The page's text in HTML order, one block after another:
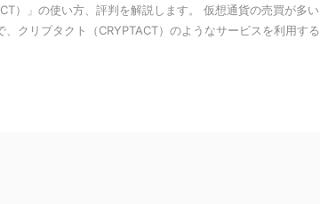
）」の使い方、評判を解説します。 仮想通貨の売買が多い
クリプタクト（CRYPTACT）のようなサービスを利用する